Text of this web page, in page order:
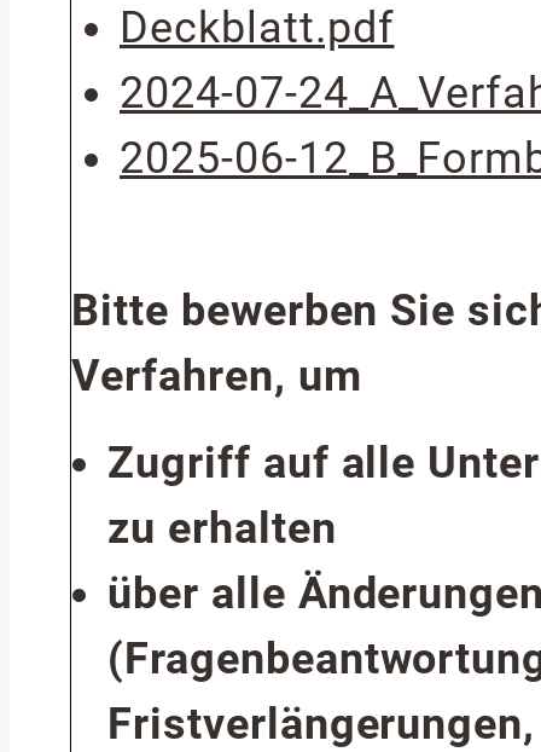
Deckblatt.pdf
2024-07-
2025-06-
Bitte bewerben Sie
Verfahren, um
Zugriff auf alle
zu erhalten
über alle